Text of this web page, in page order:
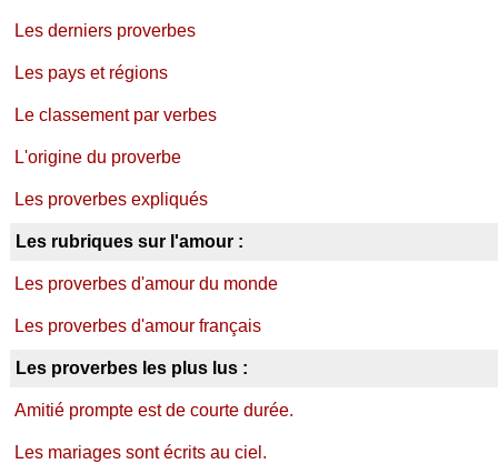
Les derniers proverbes
Les pays et régions
Le classement par verbes
L'origine du proverbe
Les proverbes expliqués
Les rubriques sur l'amour :
Les proverbes d'amour du monde
Les proverbes d'amour français
Les proverbes les plus lus :
Amitié prompte est de courte durée.
Les mariages sont écrits au ciel.